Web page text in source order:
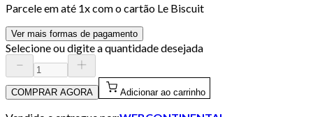
Parcele em até 1x com o cartão Le Biscuit
Ver mais formas de pagamento
Selecione ou digite a quantidade desejada
COMPRAR AGORA Adicionar ao carrinho